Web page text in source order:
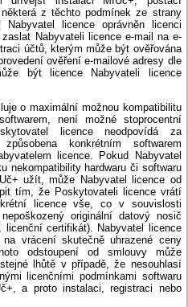
z těchto podmínek ze strany
Nabyvatel licence oprávněn licenci
Nabyvateli licence e-mail na e-
účtů, kterým může být ověřována
ověření e-mailové adresy dle
být licence Nabyvateli licence
o maximální možnou kompatibilitu
není možné stoprocentní
licence neodpovídá za
konkrétním softwarem
licence. Pokud Nabyvatel
nekompatibility hardwaru či softwaru
užít, může Nabyvatel licence od
tím, že Poskytovateli licence vrátí
licence vše, co v souvislosti
originální datový nosič
certifikát). Nabyvatel licence
vrácení skutečně uhrazené ceny
odstoupení od smlouvy může
lhůtě v případě, že nesouhlasí
licenčními podmínkami softwaru
a proto instalaci, registraci nebo